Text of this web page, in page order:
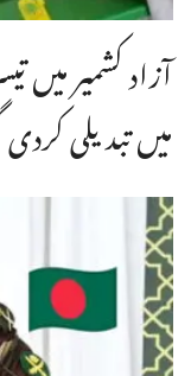
آزاد کشمیر
میں تبدیلی